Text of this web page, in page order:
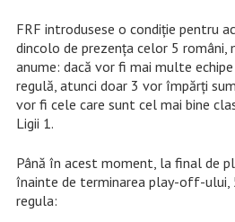
FRF introdusese o condiție pentru
dincolo de prezența celor 5 români,
anume: dacă vor fi mai multe
regulă, atunci doar 3 vor împărți
vor fi cele care sunt cel mai bine
Ligii 1.
Până în acest moment, la final de
înainte de terminarea play-off-ului,
regula: